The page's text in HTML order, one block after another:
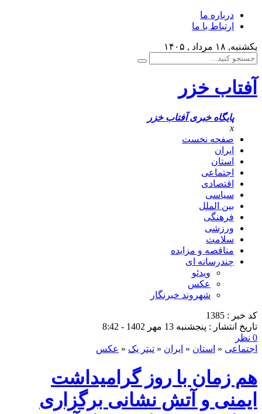
درباره ما
ارتباط با ما
یکشنبه, ۱۸ مرداد , ۱۴۰۵
آفتاب خزر
پایگاه خبری آفتاب خزر
x
صفحه نخست
ایران
استان
اجتماعی
اقتصادی
سیاسی
بین الملل
فرهنگی
ورزشی
سلامت
مناقصه و مزایده
چندرسانه ای
ویدئو
عکس
شهروند خبرنگار
کد خبر : 1385
تاریخ انتشار : پنجشنبه 13 مهر 1402 - 8:42
0 نظر
اجتماعی « استان « ایران « تیتر یک « عکس
هم زمان با روز گرامیداشت
ایمنی و آتش نشانی برگزاری